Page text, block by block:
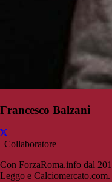
Francesco Balzani
| Collaboratore
Con ForzaRoma.info dal
Leggo e